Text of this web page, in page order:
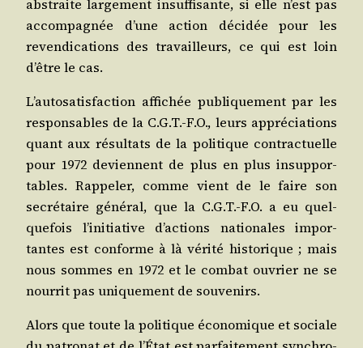
abs­traite lar­ge­ment insuf­fi­sante, si elle n’est pas
accom­pa­gnée d’une action déci­dée pour les
reven­di­ca­tions des tra­vailleurs, ce qui est loin
d’être le cas.
L’au­to­sa­tis­fac­tion affi­chée publi­que­ment par les
res­pon­sables de la C.G.T.-F.O., leurs appré­cia­tions
quant aux résul­tats de la poli­tique contrac­tuelle
pour 1972 deviennent de plus en plus insup­por­
tables. Rap­pe­ler, comme vient de le faire son
secré­taire géné­ral, que la C.G.T.-F.O. a eu quel­
que­fois l’i­ni­tia­tive d’ac­tions natio­nales impor­
tantes est conforme à là véri­té his­to­rique ; mais
nous sommes en 1972 et le com­bat ouvrier ne se
nour­rit pas uni­que­ment de souvenirs.
Alors que toute la poli­tique éco­no­mique et sociale